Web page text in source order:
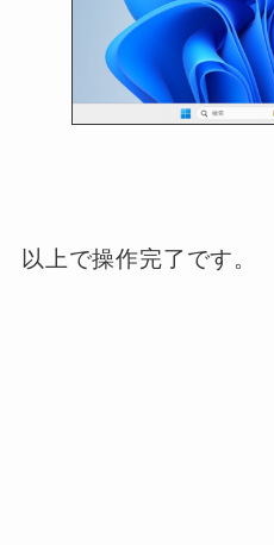
以上で操作完了です。